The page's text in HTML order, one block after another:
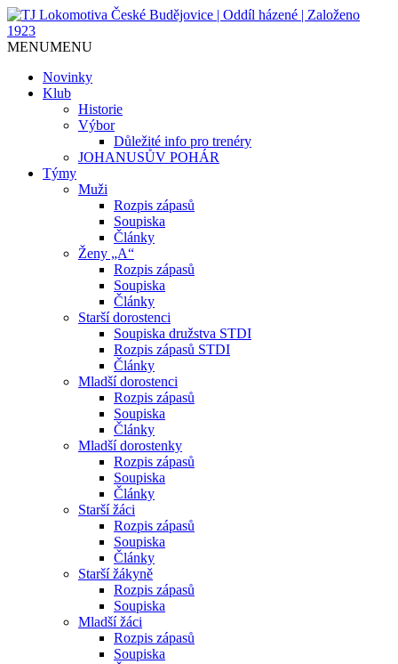
TJ Lokomotiva České
Budějovice | Oddíl házené |
Založeno 1923
Jediný házenkářský klub v Českých
MENUMENU
Novinky
Klub
Historie
Výbor
Důležité info pro trenéry
JOHANUSŮV POHÁR
Týmy
Muži
Rozpis zápasů
Soupiska
Články
Ženy „A“
Rozpis zápasů
Soupiska
Články
Starší dorostenci
Soupiska družstva STDI
Rozpis zápasů STDI
Články
Mladší dorostenci
Rozpis zápasů
Soupiska
Články
Mladší dorostenky
Rozpis zápasů
Soupiska
Články
Starší žáci
Rozpis zápasů
Soupiska
Články
Starší žákyně
Rozpis zápasů
Soupiska
Mladší žáci
Rozpis zápasů
Soupiska